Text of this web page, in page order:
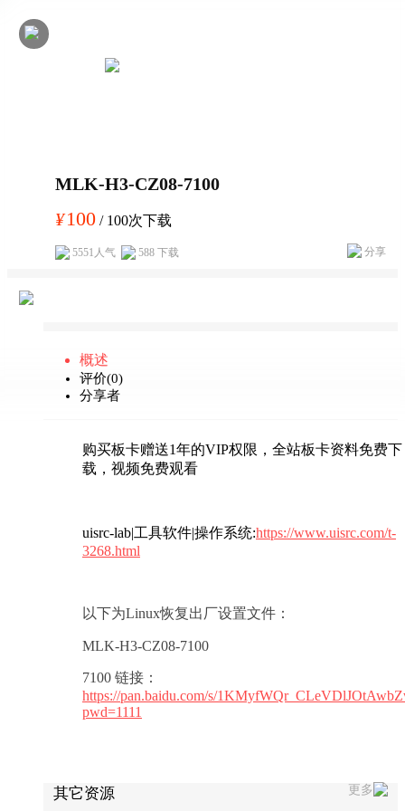
MLK-H3-CZ08-7100
分享
¥100 / 100次下载
5551人气 588 下载
概述
评价(0)
分享者
购买板卡赠送1年的VIP权限，全站板卡资料免费下
载，视频免费观看
uisrc-lab|工具软件|操作系统:https://www.uisrc.com/t-
3268.html
以下为Linux恢复出厂设置文件：
MLK-H3-CZ08-7100
7100 链接：
https://pan.baidu.com/s/
pwd=1111
更多
其它资源